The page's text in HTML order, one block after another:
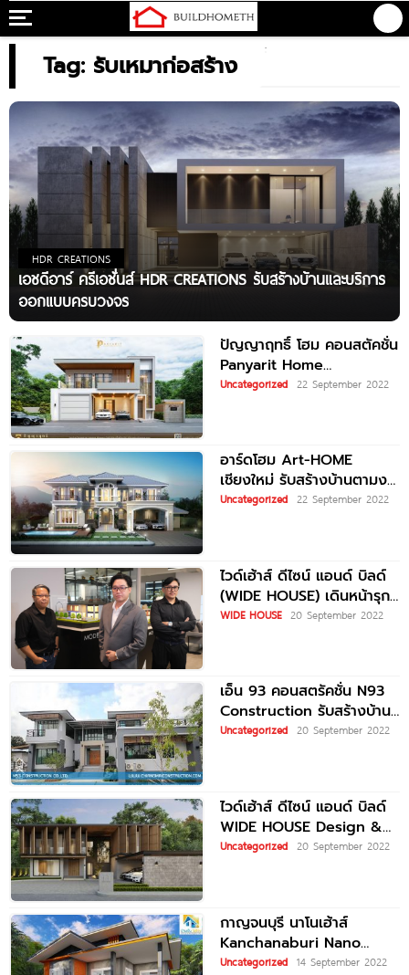
Tag: รับเหมาก่อสร้าง
HDR CREATIONS
เอชดีอาร์ ครีเอชั่นส์ HDR CREATIONS รับสร้างบ้านและบริการ
ออกแบบครบวงจร
ปัญญาฤทธิ์ โฮม คอนสตัคชั่น
Panyarit Home
Construction รับสร้างบ้าน
Uncategorized 22 September 2022
อาร์ดโฮม Art-HOME
เชียงใหม่ รับสร้างบ้านตามงบ
ประมาณ รับสร้างบ้านทั่วภาค
Uncategorized 22 September 2022
ไวด์เฮ้าส์ ดีไซน์ แอนด์ บิลด์
(WIDE HOUSE) เดินหน้ารุก
ธุรกิจรับสร้างบ้านในไทย เปิด
ทุกไลฟ์สไตล์อย่างแท้จริง
WIDE HOUSE 20 September 2022
เอ็น 93 คอนสตรัคชั่น N93
Construction รับสร้างบ้าน
รับเหมาก่อสร้างเชียงใหม่
Uncategorized 20 September 2022
ไวด์เฮ้าส์ ดีไซน์ แอนด์ บิลด์
WIDE HOUSE Design &
Build รับสร้างบ้านและ
Uncategorized 20 September 2022
กาญจนบุรี นาโนเฮ้าส์
Kanchanaburi Nano
House รับสร้างบ้านเย็น
Uncategorized 14 September 2022